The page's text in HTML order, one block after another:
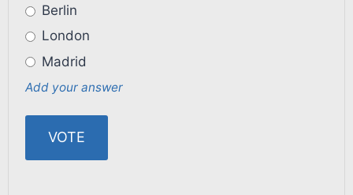
Berlin
London
Madrid
Add your answer